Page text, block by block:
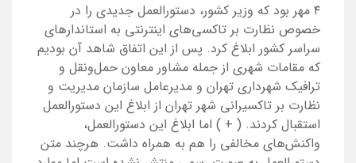
۴ مهر بود که وزیر کشور، دستورالعمل جدیدی را در
خصوص نظارت بر تاکسی‌های اینترنتی به استاندارهای
سراسر کشور ابلاغ کرد. پس از این اتفاق شاهد آن بودیم
که مقامات شهری از جمله مشاور معاون حمل‌ونقل و
ترافیک شهرداری تهران و مدیرعامل سازمان مدیریت و
نظارت بر تاکسیرانی شهر تهران از ابلاغ این دستورالعمل
استقبال کردند. ( + ) اما ابلاغ این دستورالعمل،
واکنش‌های مخالفی را هم به همراه داشت. هرچند متن